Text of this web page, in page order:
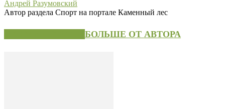
Андрей Разумовский
Автор раздела Спорт на портале Каменный лес
БОЛЬШЕ ОТ АВТОРА